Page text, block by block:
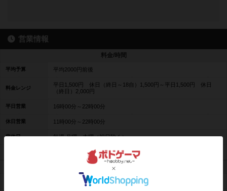
営業情報
料金/時間
平均予算 平均2000円前後
料金レンジ
平日1,500円 休日（終日～18自）1,500円～平日1,500円 休日
（終日）2,000円
平日営業 16時00分～22時00分
休日営業 11時00分～22時00分
定休日 毎週 月曜・木曜（祝日除く）
通常時の遊び方